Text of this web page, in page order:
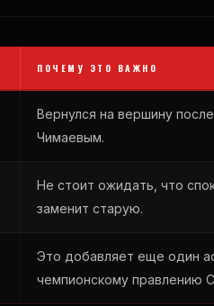
ПОЧЕМУ ЭТО ВАЖНО
Вернулся на вершину
Чимаевым.
Не стоит ожидать, что
заменит старую.
Это добавляет еще один
чемпионскому правлению